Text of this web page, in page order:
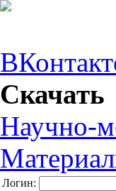
Скачать
Научно-
Логин: